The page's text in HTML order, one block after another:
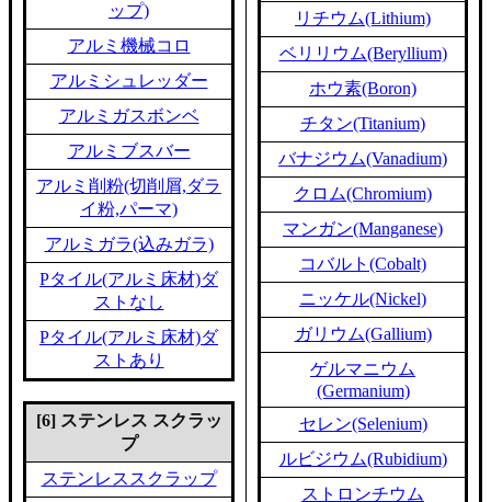
ップ)
アルミ機械コロ
アルミシュレッダー
アルミガスボンベ
アルミブスバー
アルミ削粉(切削屑,ダラ
イ粉,パーマ)
アルミガラ(込みガラ)
Pタイル(アルミ床材)ダ
ストなし
Pタイル(アルミ床材)ダ
ストあり
[6] ステンレス スクラッ
プ
ステンレススクラップ
リチウム(Lithium)
ベリリウム(Beryllium)
ホウ素(Boron)
チタン(Titanium)
バナジウム(Vanadium)
クロム(Chromium)
マンガン(Manganese)
コバルト(Cobalt)
ニッケル(Nickel)
ガリウム(Gallium)
ゲルマニウム
(Germanium)
セレン(Selenium)
ルビジウム(Rubidium)
ストロンチウム